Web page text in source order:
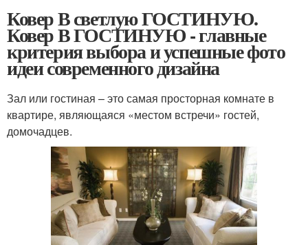
Ковер В светлую ГОСТИНУЮ.
Ковер В ГОСТИНУЮ - главные
критерия выбора и успешные фото
идеи современного дизайна
Зал или гостиная – это самая просторная комнате в
квартире, являющаяся «местом встречи» гостей,
домочадцев.